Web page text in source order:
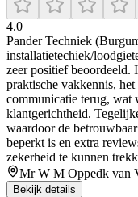
4.0
Pander Techniek
installatietechiek/
zeer positief beoordeeld.
praktische vakkennis,
communicatie terug, wat
klantgerichtheid.
waardoor de
beperkt is en extra
zekerheid te kunnen
Mr W M Oppedk van
Bekijk details